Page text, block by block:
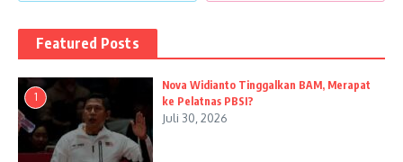
Featured Posts
1
Nova Widianto Tinggalkan BAM, Merapat
ke Pelatnas PBSI?
Juli 30, 2026